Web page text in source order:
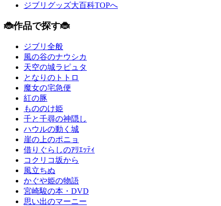
ジブリグッズ大百科TOPへ
🐞作品で探す🐞
ジブリ全般
風の谷のナウシカ
天空の城ラピュタ
となりのトトロ
魔女の宅急便
紅の豚
もののけ姫
千と千尋の神隠し
ハウルの動く城
崖の上のポニョ
借りぐらしのｱﾘｴｯﾃｨ
コクリコ坂から
風立ちぬ
かぐや姫の物語
宮崎駿の本・DVD
思い出のマーニー